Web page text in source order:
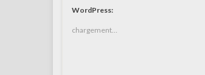
WordPress:
chargement…